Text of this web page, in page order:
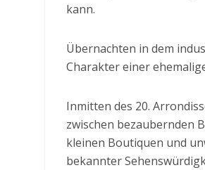
kann.
Übernachten in dem
Charakter einer
Inmitten des 20.
zwischen bezaubernden
kleinen Boutiquen und
bekannter